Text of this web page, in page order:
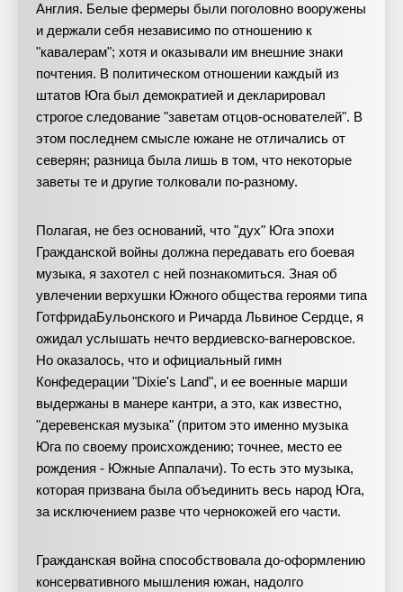
Англия. Белые фермеры были поголовно вооружены
и держали себя независимо по отношению к
"кавалерам"; хотя и оказывали им внешние знаки
почтения. В политическом отношении каждый из
штатов Юга был демократией и декларировал
строгое следование "заветам отцов-основателей". В
этом последнем смысле южане не отличались от
северян; разница была лишь в том, что некоторые
заветы те и другие толковали по-разному.
Полагая, не без оснований, что "дух" Юга эпохи
Гражданской войны должна передавать его боевая
музыка, я захотел с ней познакомиться. Зная об
увлечении верхушки Южного общества героями типа
ГотфридаБульонского и Ричарда Львиное Сердце, я
ожидал услышать нечто вердиевско-вагнеровское.
Но оказалось, что и официальный гимн
Конфедерации "Dixie's Land", и ее военные марши
выдержаны в манере кантри, а это, как известно,
"деревенская музыка" (притом это именно музыка
Юга по своему происхождению; точнее, место ее
рождения - Южные Аппалачи). То есть это музыка,
которая призвана была объединить весь народ Юга,
за исключением разве что чернокожей его части.
Гражданская война способствовала до-оформлению
консервативного мышления южан, надолго